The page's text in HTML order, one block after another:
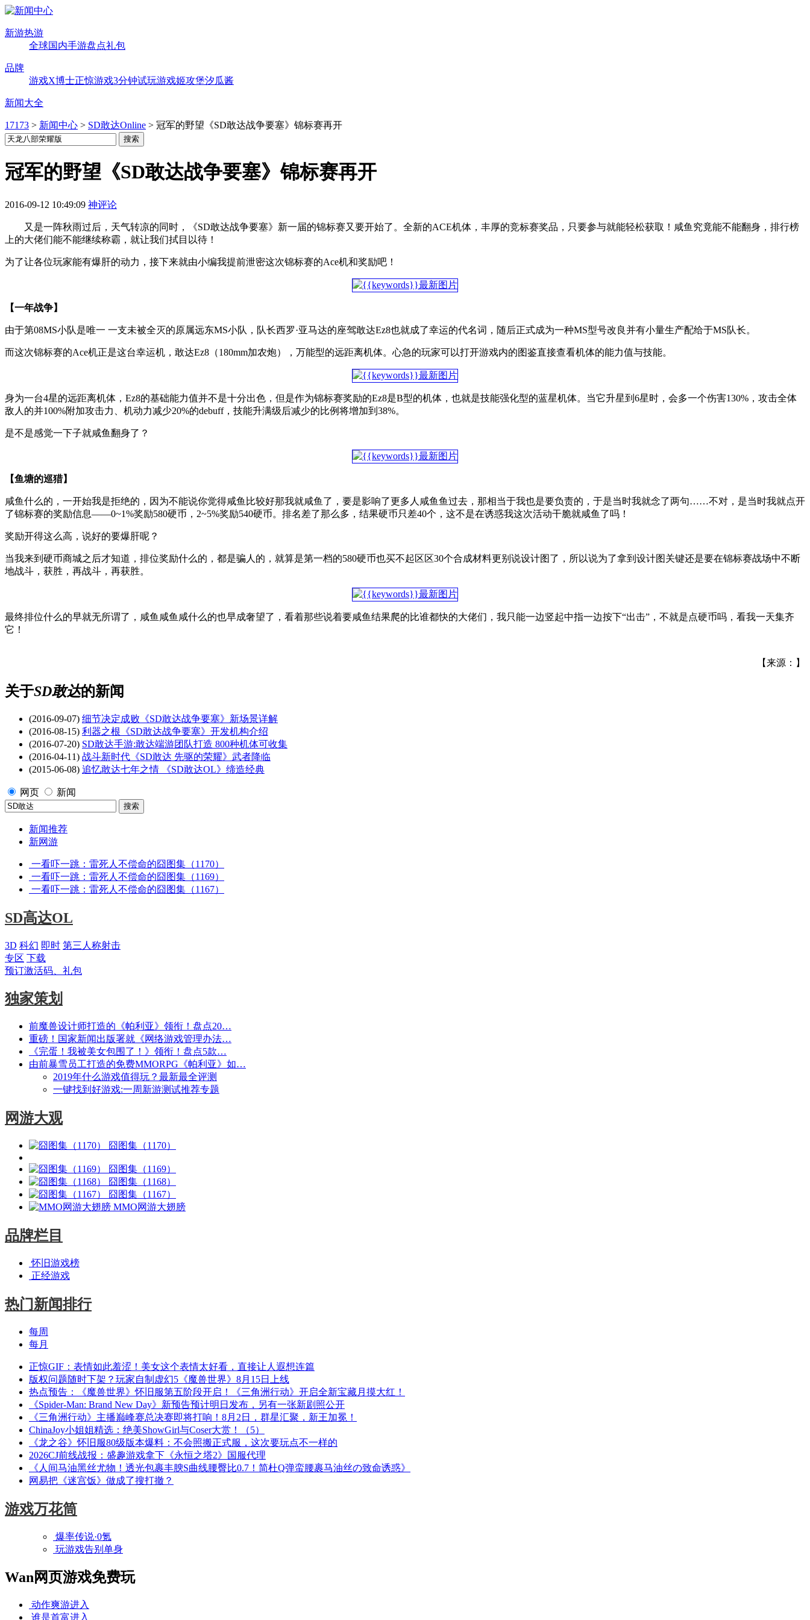
新游热游
全球国内手游盘点礼包
品牌
游戏X博士正惊游戏3分钟试玩游戏姬攻堡汐瓜酱
新闻大全
17173 > 新闻中心 > SD敢达Online > 冠军的野望《SD敢达战争要塞》锦标赛再开
冠军的野望《SD敢达战争要塞》锦标赛再开
2016-09-12 10:49:09 神评论
又是一阵秋雨过后，天气转凉的同时，《SD敢达战争要塞》新一届的锦标赛又要开始了。全新的ACE机体，丰厚的竞标赛奖品，只要参与就能轻松获取！咸鱼究竟能不能翻身，排行榜
上的大佬们能不能继续称霸，就让我们拭目以待！
为了让各位玩家能有爆肝的动力，接下来就由小编我提前泄密这次锦标赛的Ace机和奖励吧！
【一年战争】
由于第08MS小队是唯一 一支未被全灭的原属远东MS小队，队长西罗·亚马达的座驾敢达Ez8也就成了幸运的代名词，随后正式成为一种MS型号改良并有小量生产配给于MS队长。
而这次锦标赛的Ace机正是这台幸运机，敢达Ez8（180mm加农炮），万能型的远距离机体。心急的玩家可以打开游戏内的图鉴直接查看机体的能力值与技能。
身为一台4星的远距离机体，Ez8的基础能力值并不是十分出色，但是作为锦标赛奖励的Ez8是B型的机体，也就是技能强化型的蓝星机体。当它升星到6星时，会多一个伤害130%，攻击全体
敌人的并100%附加攻击力、机动力减少20%的debuff，技能升满级后减少的比例将增加到38%。
是不是感觉一下子就咸鱼翻身了？
【鱼塘的巡猎】
咸鱼什么的，一开始我是拒绝的，因为不能说你觉得咸鱼比较好那我就咸鱼了，要是影响了更多人咸鱼鱼过去，那相当于我也是要负责的，于是当时我就念了两句……不对，是当时我就点开
了锦标赛的奖励信息——0~1%奖励580硬币，2~5%奖励540硬币。排名差了那么多，结果硬币只差40个，这不是在诱惑我这次活动干脆就咸鱼了吗！
奖励开得这么高，说好的要爆肝呢？
当我来到硬币商城之后才知道，排位奖励什么的，都是骗人的，就算是第一档的580硬币也买不起区区30个合成材料更别说设计图了，所以说为了拿到设计图关键还是要在锦标赛战场中不断
地战斗，获胜，再战斗，再获胜。
最终排位什么的早就无所谓了，咸鱼咸鱼咸什么的也早成奢望了，看着那些说着要咸鱼结果爬的比谁都快的大佬们，我只能一边竖起中指一边按下“出击”，不就是点硬币吗，看我一天集齐
它！
【来源：】
关于SD敢达的新闻
(2016-09-07) 细节决定成败《SD敢达战争要塞》新场景详解
(2016-08-15) 利器之根《SD敢达战争要塞》开发机构介绍
(2016-07-20) SD敢达手游:敢达端游团队打造 800种机体可收集
(2016-04-11) 战斗新时代《SD敢达 先驱的荣耀》武者降临
(2015-06-08) 追忆敢达七年之情 《SD敢达OL》缔造经典
网页 新闻
新闻推荐
新网游
一看吓一跳：雷死人不偿命的囧图集（1170）
一看吓一跳：雷死人不偿命的囧图集（1169）
一看吓一跳：雷死人不偿命的囧图集（1167）
SD高达OL
3D 科幻 即时 第三人称射击
专区 下载
预订激活码、礼包
独家策划
前魔兽设计师打造的《帕利亚》领衔！盘点20…
重磅！国家新闻出版署就《网络游戏管理办法…
《完蛋！我被美女包围了！》领衔！盘点5款…
由前暴雪员工打造的免费MMORPG《帕利亚》如…
2019年什么游戏值得玩？最新最全评测
一键找到好游戏:一周新游测试推荐专题
网游大观
囧图集（1170）
囧图集（1169）
囧图集（1168）
囧图集（1167）
MMO网游大翅膀
品牌栏目
怀旧游戏榜
正经游戏
热门新闻排行
每周
每月
正惊GIF：表情如此羞涩！美女这个表情太好看，直接让人遐想连篇
版权问题随时下架？玩家自制虚幻5《魔兽世界》8月15日上线
热点预告：《魔兽世界》怀旧服第五阶段开启！《三角洲行动》开启全新宝藏月摸大红！
《Spider-Man: Brand New Day》新预告预计明日发布，另有一张新剧照公开
《三角洲行动》主播巅峰赛总决赛即将打响！8月2日，群星汇聚，新王加冕！
ChinaJoy小姐姐精选：绝美ShowGirl与Coser大赏！（5）
《龙之谷》怀旧服80级版本爆料：不会照搬正式服，这次要玩点不一样的
2026CJ前线战报：盛趣游戏拿下《永恒之塔2》国服代理
《人间马油黑丝尤物！透光包裹丰腴S曲线腰臀比0.7！简杜Q弹蛮腰裹马油丝の致命诱惑》
网易把《迷宫饭》做成了搜打撤？
游戏万花筒
爆率传说·0氪
玩游戏告别单身
Wan网页游戏免费玩
动作爽游进入
谁是首富进入